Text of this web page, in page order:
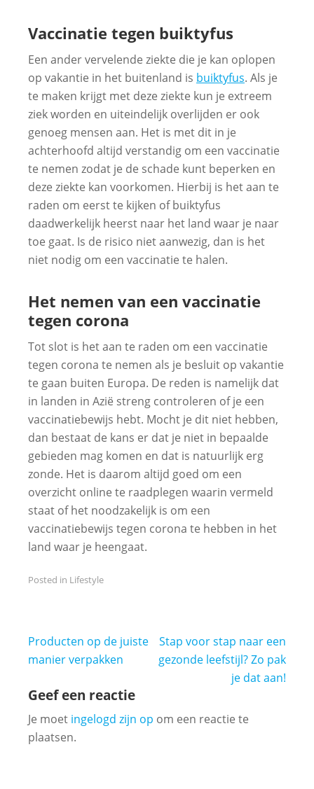
Vaccinatie tegen buiktyfus
Een ander vervelende ziekte die je kan oplopen
op vakantie in het buitenland is buiktyfus. Als je
te maken krijgt met deze ziekte kun je extreem
ziek worden en uiteindelijk overlijden er ook
genoeg mensen aan. Het is met dit in je
achterhoofd altijd verstandig om een vaccinatie
te nemen zodat je de schade kunt beperken en
deze ziekte kan voorkomen. Hierbij is het aan te
raden om eerst te kijken of buiktyfus
daadwerkelijk heerst naar het land waar je naar
toe gaat. Is de risico niet aanwezig, dan is het
niet nodig om een vaccinatie te halen.
Het nemen van een vaccinatie
tegen corona
Tot slot is het aan te raden om een vaccinatie
tegen corona te nemen als je besluit op vakantie
te gaan buiten Europa. De reden is namelijk dat
in landen in Azië streng controleren of je een
vaccinatiebewijs hebt. Mocht je dit niet hebben,
dan bestaat de kans er dat je niet in bepaalde
gebieden mag komen en dat is natuurlijk erg
zonde. Het is daarom altijd goed om een
overzicht online te raadplegen waarin vermeld
staat of het noodzakelijk is om een
vaccinatiebewijs tegen corona te hebben in het
land waar je heengaat.
Posted in Lifestyle
Bericht
navigatie
Producten op de juiste
manier verpakken
Stap voor stap naar een
gezonde leefstijl? Zo pak
je dat aan!
Geef een reactie
Je moet ingelogd zijn op om een reactie te
plaatsen.